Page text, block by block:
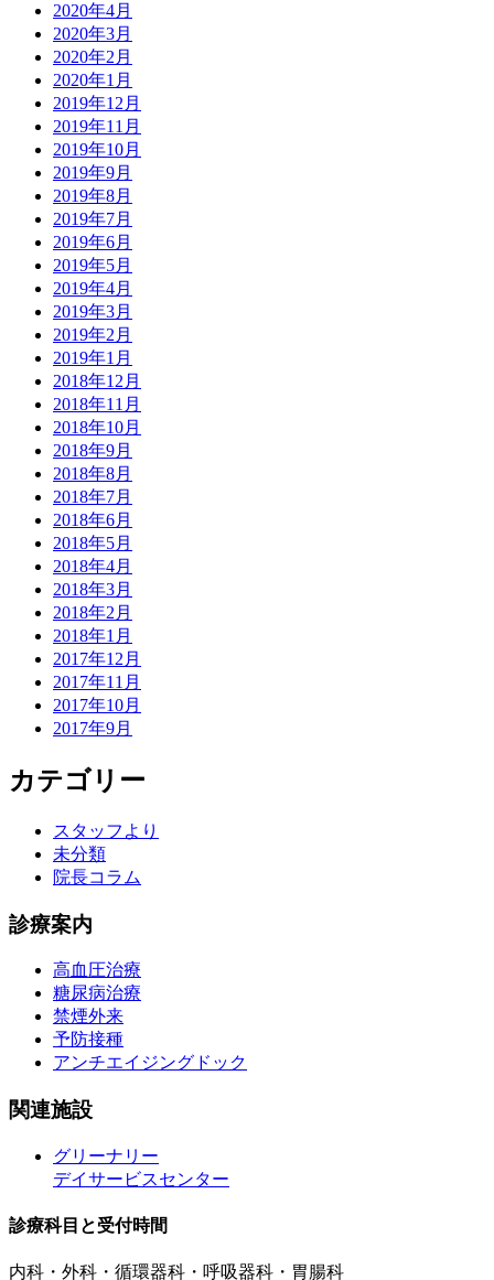
2020年4月
2020年3月
2020年2月
2020年1月
2019年12月
2019年11月
2019年10月
2019年9月
2019年8月
2019年7月
2019年6月
2019年5月
2019年4月
2019年3月
2019年2月
2019年1月
2018年12月
2018年11月
2018年10月
2018年9月
2018年8月
2018年7月
2018年6月
2018年5月
2018年4月
2018年3月
2018年2月
2018年1月
2017年12月
2017年11月
2017年10月
2017年9月
カテゴリー
スタッフより
未分類
院長コラム
診療案内
高血圧治療
糖尿病治療
禁煙外来
予防接種
アンチエイジングドック
関連施設
グリーナリー
デイサービスセンター
診療科目と受付時間
内科・外科・循環器科・呼吸器科・胃腸科